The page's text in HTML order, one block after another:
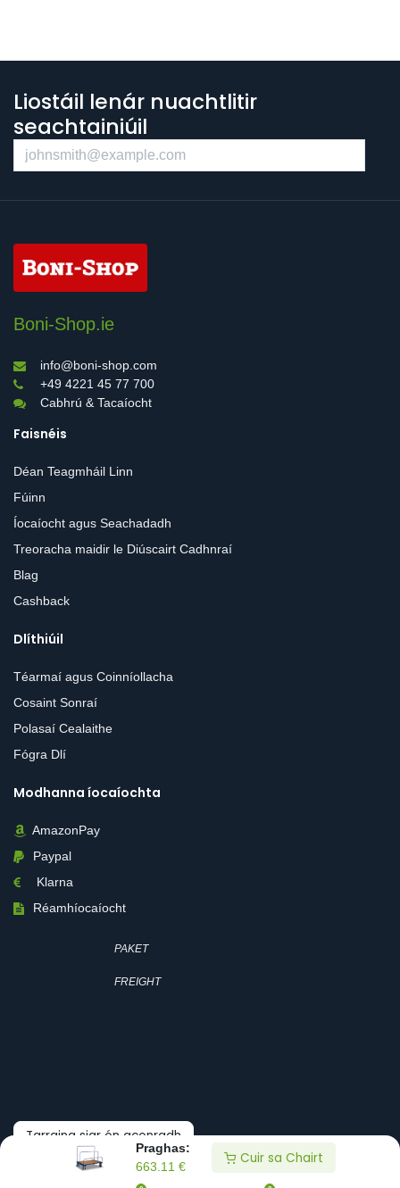
Praghas:
663.11 €
Cuir sa Chairt
Liostáil lenár nuachtlitir
seachtainiúil
Boni-Shop.ie
info@boni-shop.com
+49 4221 45 77 700
Cabhrú & Tacaíocht
Faisnéis
Déan Teagmháil Linn
Fúinn
Íocaíocht agus Seachadadh
Treoracha maidir le Diúscairt Cadhnraí
Blag
Cashback
Dlíthiúil
Téarmaí agus Coinníollacha
Cosaint Sonraí
Polasaí Cealaithe
Fógra Dlí
Modhanna íocaíochta
AmazonPay
Paypal
Klarna
Réamhíocaíocht
PAKET
FREIGHT
Tarraing siar ón gconradh